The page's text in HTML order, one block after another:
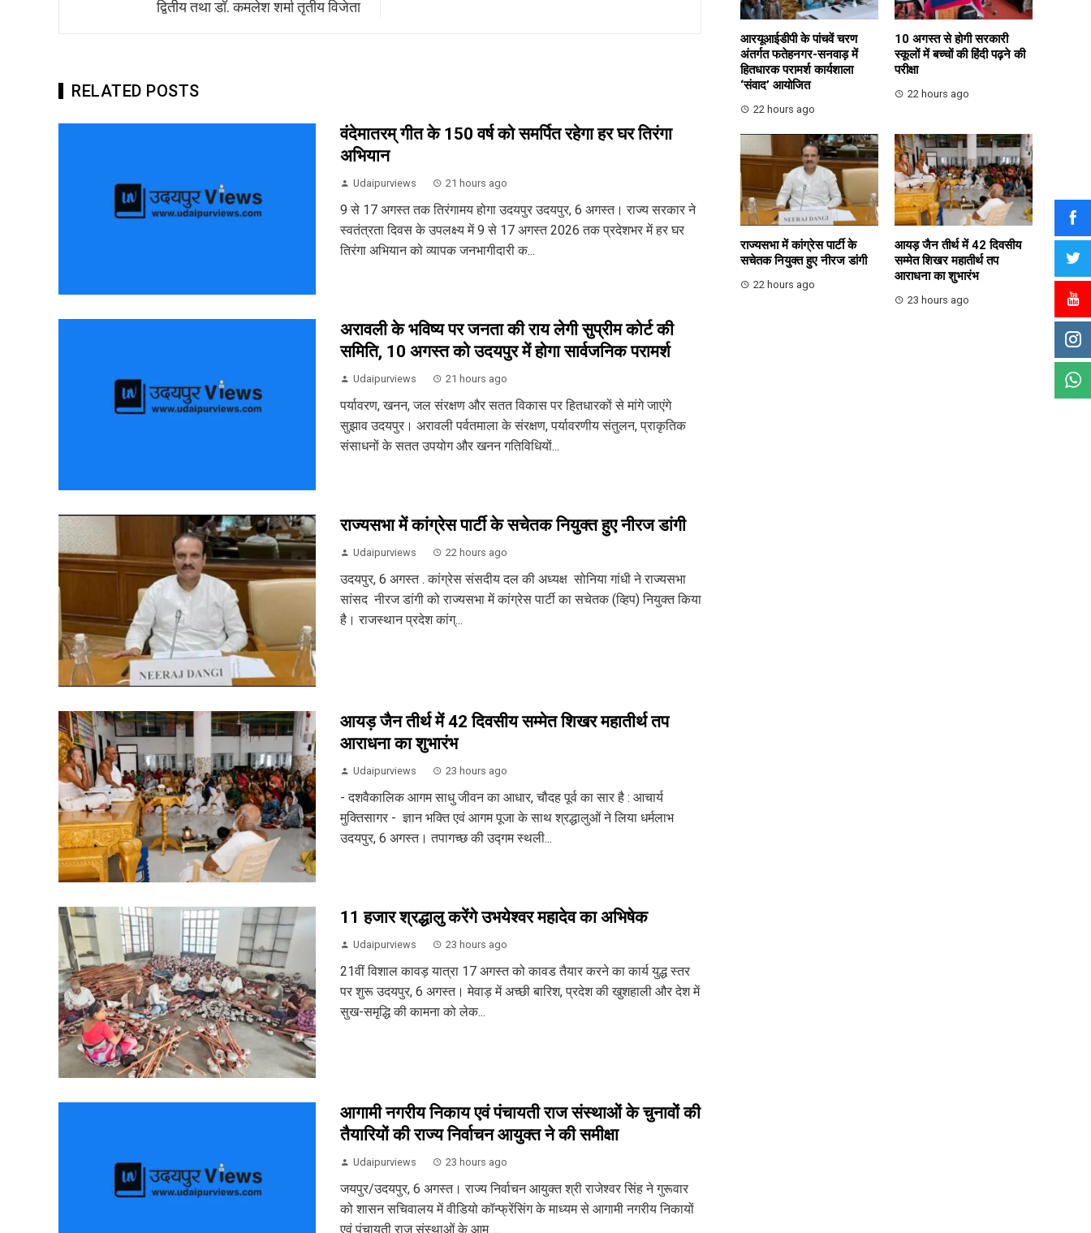
द्वितीय तथा डॉ. कमलेश शर्मा तृतीय विजेता
RELATED POSTS
वंदेमातरम् गीत के 150 वर्ष को समर्पित रहेगा हर घर तिरंगा
अभियान
Udaipurviews 21 hours ago
9 से 17 अगस्त तक तिरंगामय होगा उदयपुर उदयपुर, 6 अगस्त। राज्य सरकार ने
स्वतंत्रता दिवस के उपलक्ष्य में 9 से 17 अगस्त 2026 तक प्रदेशभर में हर घर
तिरंगा अभियान को व्यापक जनभागीदारी क...
अरावली के भविष्य पर जनता की राय लेगी सुप्रीम कोर्ट की
समिति, 10 अगस्त को उदयपुर में होगा सार्वजनिक परामर्श
Udaipurviews 21 hours ago
पर्यावरण, खनन, जल संरक्षण और सतत विकास पर हितधारकों से मांगे जाएंगे
सुझाव उदयपुर। अरावली पर्वतमाला के संरक्षण, पर्यावरणीय संतुलन, प्राकृतिक
संसाधनों के सतत उपयोग और खनन गतिविधियों...
राज्यसभा में कांग्रेस पार्टी के सचेतक नियुक्त हुए नीरज डांगी
Udaipurviews 22 hours ago
उदयपुर, 6 अगस्त . कांग्रेस संसदीय दल की अध्यक्ष सोनिया गांधी ने राज्यसभा
सांसद नीरज डांगी को राज्यसभा में कांग्रेस पार्टी का सचेतक (व्हिप) नियुक्त किया
है। राजस्थान प्रदेश कांग्...
आयड़ जैन तीर्थ में 42 दिवसीय सम्मेत शिखर महातीर्थ तप
आराधना का शुभारंभ
Udaipurviews 23 hours ago
- दशवैकालिक आगम साधु जीवन का आधार, चौदह पूर्व का सार है : आचार्य
मुक्तिसागर - ज्ञान भक्ति एवं आगम पूजा के साथ श्रद्धालुओं ने लिया धर्मलाभ
उदयपुर, 6 अगस्त। तपागच्छ की उद्गम स्थली...
11 हजार श्रद्धालु करेंगे उभयेश्वर महादेव का अभिषेक
Udaipurviews 23 hours ago
21वीं विशाल कावड़ यात्रा 17 अगस्त को कावड तैयार करने का कार्य युद्ध स्तर
पर शुरू उदयपुर, 6 अगस्त। मेवाड़ में अच्छी बारिश, प्रदेश की खुशहाली और देश में
सुख-समृद्धि की कामना को लेक...
आगामी नगरीय निकाय एवं पंचायती राज संस्थाओं के चुनावों की
तैयारियों की राज्य निर्वाचन आयुक्त ने की समीक्षा
Udaipurviews 23 hours ago
जयपुर/उदयपुर, 6 अगस्त। राज्य निर्वाचन आयुक्त श्री राजेश्वर सिंह ने गुरूवार
को शासन सचिवालय में वीडियो कॉन्फ्रेंसिंग के माध्यम से आगामी नगरीय निकायों
एवं पंचायती राज संस्थाओं के आम ...
आरयूआईडीपी के पांचवें चरण
अंतर्गत फतेहनगर-सनवाड़ में
हितधारक परामर्श कार्यशाला
‘संवाद’ आयोजित
22 hours ago
10 अगस्त से होगी सरकारी
स्कूलों में बच्चों की हिंदी पढ़ने की
परीक्षा
22 hours ago
राज्यसभा में कांग्रेस पार्टी के
सचेतक नियुक्त हुए नीरज डांगी
22 hours ago
आयड़ जैन तीर्थ में 42 दिवसीय
सम्मेत शिखर महातीर्थ तप
आराधना का शुभारंभ
23 hours ago